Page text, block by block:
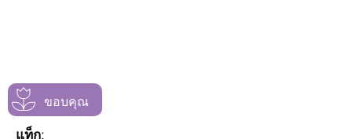
ขอบคุณ
แท็ก: